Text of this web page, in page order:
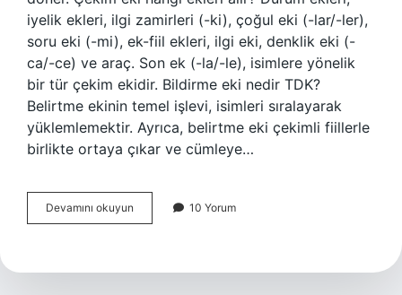
iyelik ekleri, ilgi zamirleri (-ki), çoğul eki (-lar/-ler),
soru eki (-mi), ek-fiil ekleri, ilgi eki, denklik eki (-
ca/-ce) ve araç. Son ek (-la/-le), isimlere yönelik
bir tür çekim ekidir. Bildirme eki nedir TDK?
Belirtme ekinin temel işlevi, isimleri sıralayarak
yüklemlemektir. Ayrıca, belirtme eki çekimli fiillerle
birlikte ortaya çıkar ve cümleye…
Devamını okuyun
Eki
Midir
10 Yorum